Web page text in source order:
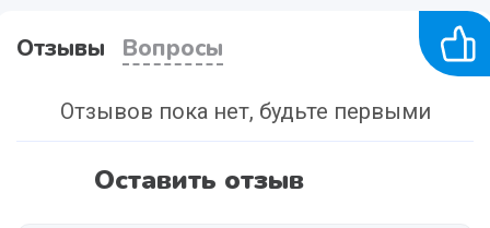
Отзывы Вопросы
Отзывов пока нет, будьте первыми
Оставить отзыв